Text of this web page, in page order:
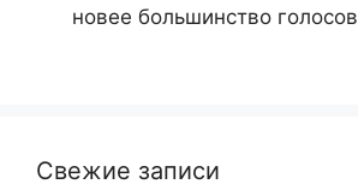
новее большинство голосов
Свежие записи